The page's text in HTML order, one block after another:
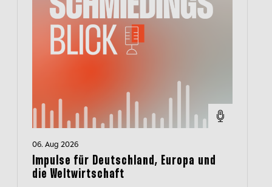
06. Aug 2026
Impulse für Deutschland, Europa und
die Weltwirtschaft